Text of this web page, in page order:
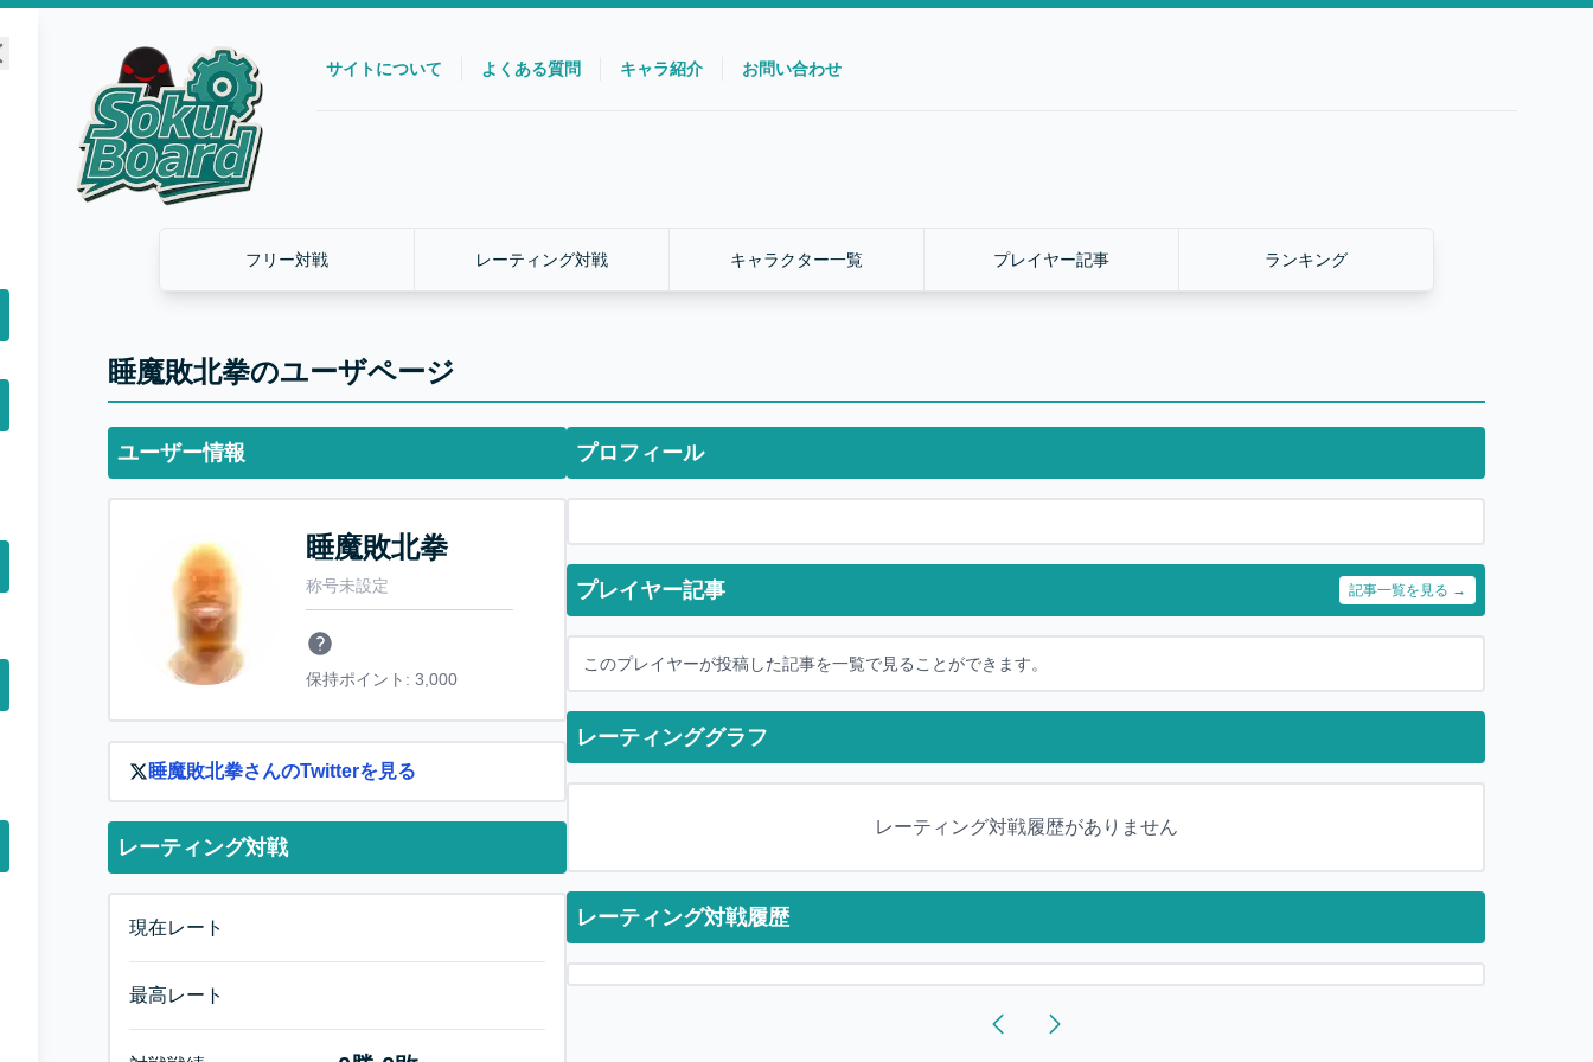
サイトについて よくある質問 キャラ紹介 お問い合わせ
フリー対戦 レーティング対戦 キャラクター一覧 プレイヤー記事 ランキング
睡魔敗北拳のユーザページ
ユーザー情報
睡魔敗北拳
称号未設定
保持ポイント: 3,000
睡魔敗北拳さんのTwitterを見る
レーティング対戦
現在レート
最高レート
プロフィール
プレイヤー記事 記事一覧を見る →
このプレイヤーが投稿した記事を一覧で見ることができます。
レーティンググラフ
レーティング対戦履歴がありません
レーティング対戦履歴